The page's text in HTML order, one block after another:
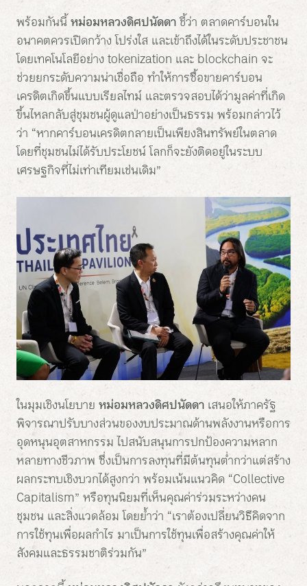
พร้อมกันนี้หม่อมหลวงดิศปนัดดาชี้ว่า ตลาดคาร์บอนใน
อนาคตควรเปิดกว้าง โปร่งใส และเข้าถึงได้ในระดับประชาชน
โดยเทคโนโลยีอย่าง tokenization และ blockchain จะ
ช่วยยกระดับความน่าเชื่อถือ ทำให้การซื้อขายคาร์บอน
เครดิตเกิดขึ้นแบบเรียลไทม์ และตรวจสอบได้ว่ามูลค่าที่เกิด
ขึ้นไหลกลับสู่ชุมชนผู้ดูแลป่าอย่างเป็นธรรม พร้อมกล่าวไว้
ว่า “หากคาร์บอนเครดิตกลายเป็นเพียงสินทรัพย์ในตลาด
โดยที่ชุมชนไม่ได้รับประโยชน์ โลกก็จะยังติดอยู่ในระบบ
เศรษฐกิจที่ไม่เท่าเทียมเช่นเดิม”
ในมุมเชิงนโยบายหม่อมหลวงดิศปนัดดาเสนอให้ภาครัฐ
พิจารณาปรับบางส่วนของงบประมาณด้านพลังงานหรือการ
อุดหนุนอุตสาหกรรม ไปสนับสนุนการปกป้องความหลาก
หลายทางชีวภาพ ซึ่งเป็นการลงทุนที่มีต้นทุนต่ำกว่าแต่สร้าง
ผลกระทบเชิงบวกได้สูงกว่า พร้อมเน้นแนวคิด “Collective
Capitalism” หรือทุนนิยมที่เห็นคุณค่าร่วมระหว่างคน
ชุมชน และสิ่งแวดล้อม โดยย้ำว่า “เราต้องเปลี่ยนวิธีคิดจาก
การใช้ทุนเพื่อผลกำไร มาเป็นการใช้ทุนเพื่อสร้างคุณค่าให้
สังคมและธรรมชาติร่วมกัน”